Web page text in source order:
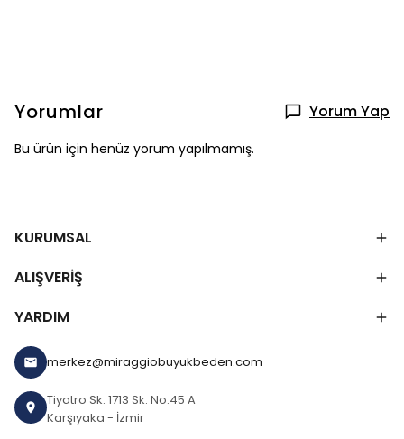
Yorumlar Yorum Yap
Bu ürün için henüz yorum yapılmamış.
KURUMSAL
ALIŞVERİŞ
YARDIM
merkez@miraggiobuyukbeden.com
Tiyatro Sk: 1713 Sk: No:45 A
Karşıyaka - İzmir